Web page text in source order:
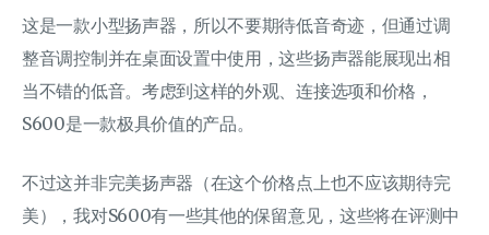
这是一款小型扬声器，所以不要期待低音奇迹，但通过调
整音调控制并在桌面设置中使用，这些扬声器能展现出相
当不错的低音。考虑到这样的外观、连接选项和价格，
S600是一款极具价值的产品。
不过这并非完美扬声器（在这个价格点上也不应该期待完
美），我对S600有一些其他的保留意见，这些将在评测中